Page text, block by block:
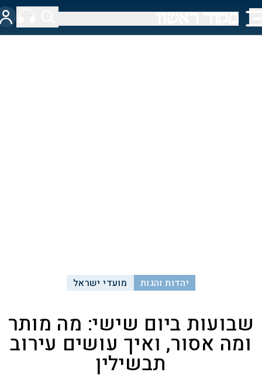
יהדות והגות מועדי ישראל
שבועות ביום שישי: מה מותר
ומה אסור, ואיך עושים עירוב
תבשילין